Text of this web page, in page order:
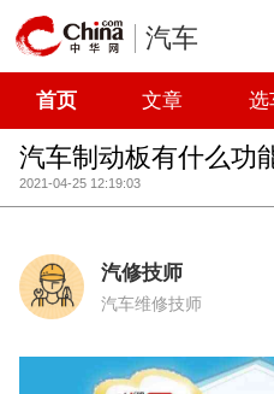
汽车
首页 文章 选
汽车制动板有什么功
2021-04-25 12:19:03
汽修技师
汽车维修技师